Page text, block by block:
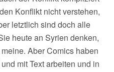
Konflikt nicht verstehen,
letztlich sind doch alle
heute an Syrien denken,
Aber Comics haben
mit Text arbeiten und in